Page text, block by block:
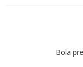
Bola